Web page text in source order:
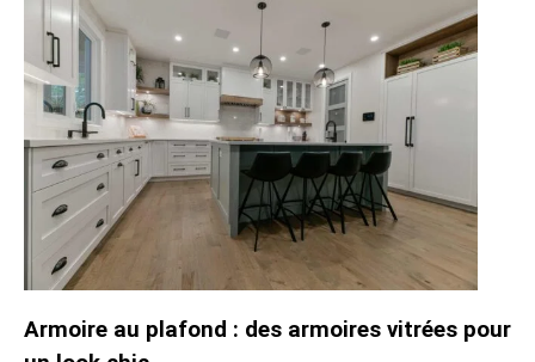
Armoire au plafond : des armoires vitrées pour